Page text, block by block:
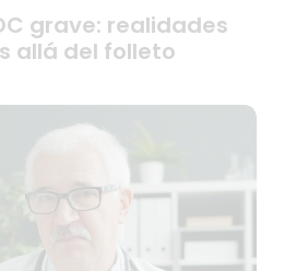
grave: realidades
allá del folleto